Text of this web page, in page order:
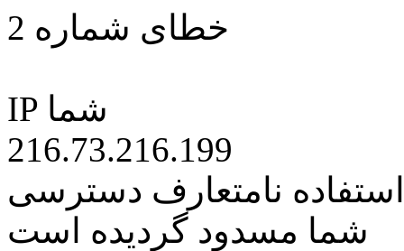
خطای شماره 2
IP شما
216.73.216.199
نامتعارف دسترسی
شما مسدود گردیده است